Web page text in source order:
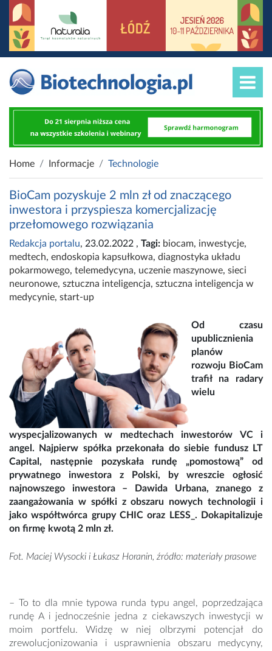
Home Informacje Technologie
BioCam pozyskuje 2 mln zł od znaczącego
inwestora i przyspiesza komercjalizację
przełomowego rozwiązania
Redakcja portalu, 23.02.2022 , Tagi: biocam, inwestycje,
medtech, endoskopia kapsułkowa, diagnostyka układu
pokarmowego, telemedycyna, uczenie maszynowe, sieci
neuronowe, sztuczna inteligencja, sztuczna inteligencja w
medycynie, start-up
Od czasu
upublicznienia
planów
rozwoju BioCam
trafił na radary
wielu
wyspecjalizowanych w medtechach inwestorów VC i
angel. Najpierw spółka przekonała do siebie fundusz LT
Capital, następnie pozyskała rundę „pomostową” od
prywatnego inwestora z Polski, by wreszcie ogłosić
najnowszego inwestora – Dawida Urbana, znanego z
zaangażowania w spółki z obszaru nowych technologii i
jako współtwórca grupy CHIC oraz LESS_. Dokapitalizuje
on firmę kwotą 2 mln zł.
Fot. Maciej Wysocki i Łukasz Horanin, źródło: materiały prasowe
– To to dla mnie typowa runda typu angel, poprzedzająca
rundę A i jednocześnie jedna z ciekawszych inwestycji w
moim portfelu. Widzę w niej olbrzymi potencjał do
zrewolucjonizowania i usprawnienia obszaru medycyny,